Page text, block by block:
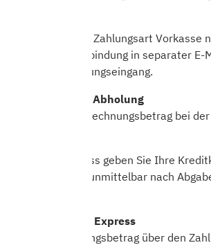
Bei Auswahl der Zahlungsart Vorkasse
unsere Bankverbindung in separater
Ware nach Zahlungseingang.
Barzahlung bei Abholung
Sie zahlen den Rechnungsbetrag bei
Im Bestellprozess geben Sie Ihre
Ihre Karte wird unmittelbar nach
PayPal, PayPal Express
Um den Rechnungsbetrag über den